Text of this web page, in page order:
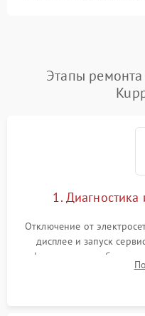
Этапы
1.
Отключение от
дисплее и запуск
фильтра,
неисправностях (не